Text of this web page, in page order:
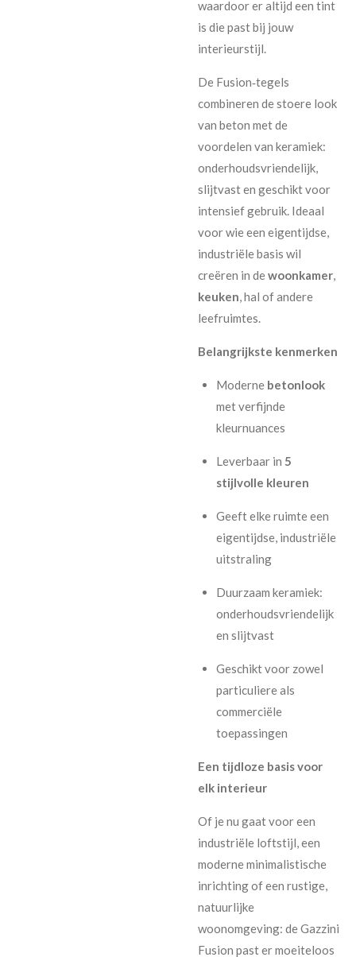
waardoor er altijd een tint
is die past bij jouw
interieurstijl.
De Fusion‑tegels
combineren de stoere look
van beton met de
voordelen van keramiek:
onderhoudsvriendelijk,
slijtvast en geschikt voor
intensief gebruik. Ideaal
voor wie een eigentijdse,
industriële basis wil
creëren in dewoonkamer,
keuken, hal of andere
leefruimtes.
Belangrijkste kenmerken
Moderne betonlook
met verfijnde
kleurnuances
Leverbaar in 5
stijlvolle kleuren
Geeft elke ruimte een
eigentijdse, industriële
uitstraling
Duurzaam keramiek:
onderhoudsvriendelijk
en slijtvast
Geschikt voor zowel
particuliere als
commerciële
toepassingen
Een tijdloze basis voor
elk interieur
Of je nu gaat voor een
industriële loftstijl, een
moderne minimalistische
inrichting of een rustige,
natuurlijke
woonomgeving: de Gazzini
Fusion past er moeiteloos